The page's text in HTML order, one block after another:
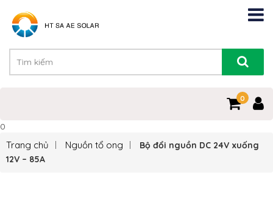
0
0
Trang chủ Nguồn tổ ong
Bộ đổi nguồn DC 24V xuống
12V – 85A